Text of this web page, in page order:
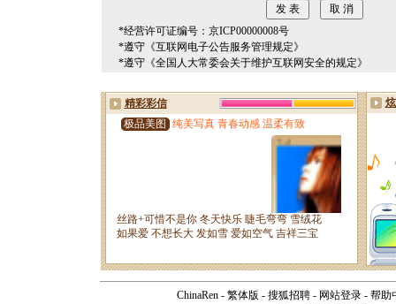
*经营许可证编号：京ICP00000008号
*遵守《互联网电子公告服务管理规定》
*遵守《全国人大常委会关于维护互联网安全的规定》
ChinaRen - 繁体版 - 搜狐招聘 - 网站登录 - 帮助